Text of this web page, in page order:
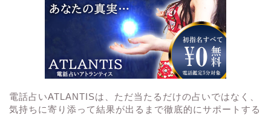
電話占いATLANTISは、ただ当たるだけの占いではなく、
気持ちに寄り添って結果が出るまで徹底的にサポートする